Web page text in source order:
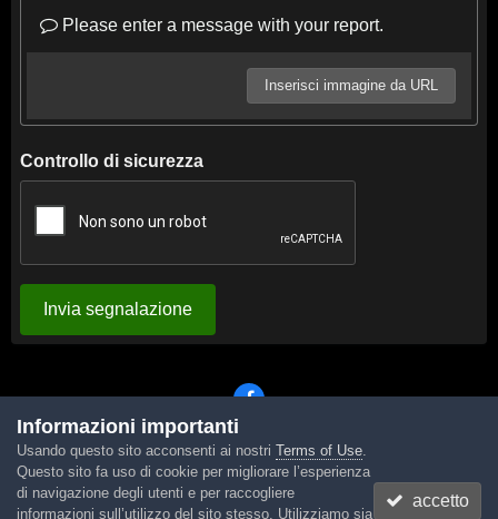
Please enter a message with your report.
Inserisci immagine da URL
Controllo di sicurezza
Invia segnalazione
Lingua Tema Contattaci Cookies
Powered by Invision Community
Informazioni importanti
Usando questo sito acconsenti ai nostri Terms of Use.
Questo sito fa uso di cookie per migliorare l’esperienza
di navigazione degli utenti e per raccogliere
informazioni sull’utilizzo del sito stesso. Utilizziamo sia
accetto